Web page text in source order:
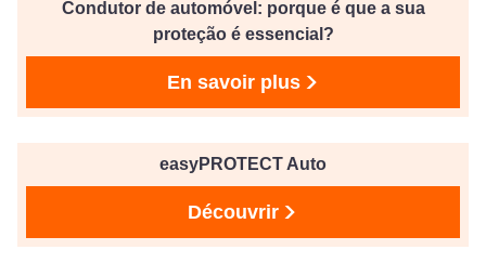
Condutor de automóvel: porque é que a sua
proteção é essencial?
En savoir plus
easyPROTECT Auto
Découvrir